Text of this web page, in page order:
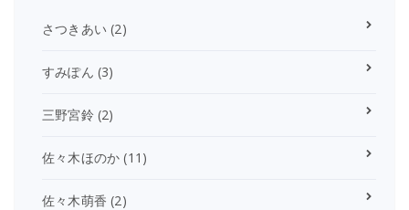
さつきあい (2)
すみぽん (3)
三野宮鈴(2)
佐々木ほのか (11)
佐々木萌香 (2)